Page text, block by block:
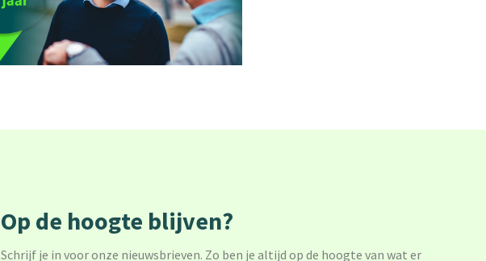
Op de hoogte blijven?
Schrijf je in voor onze nieuwsbrieven. Zo ben je altijd op de hoogte van wat er